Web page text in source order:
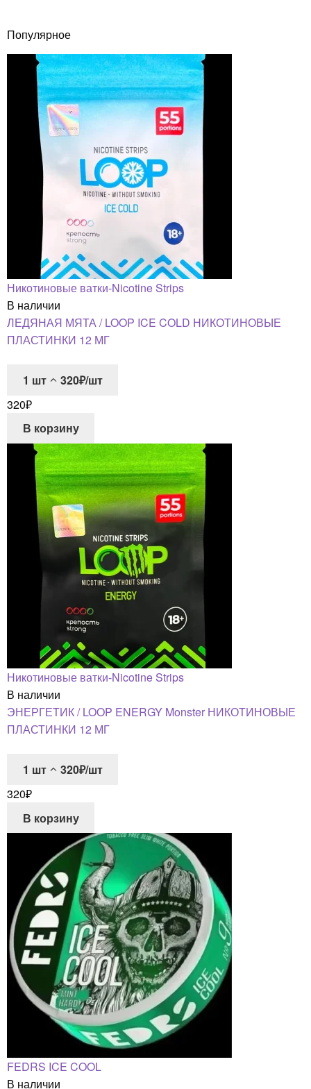
Популярное
Никотиновые ватки-Nicotine Strips
В наличии
ЛЕДЯНАЯ МЯТА / LOOP ICE COLD НИКОТИНОВЫЕ
ПЛАСТИНКИ 12 МГ
1 шт
320₽/шт
320₽
В корзину
Никотиновые ватки-Nicotine Strips
В наличии
ЭНЕРГЕТИК / LOOP ENERGY Monster НИКОТИНОВЫЕ
ПЛАСТИНКИ 12 МГ
1 шт
320₽/шт
320₽
В корзину
FEDRS ICE COOL
В наличии